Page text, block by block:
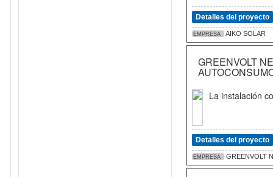
Detalles del proyecto
EMPRESA AIKO SOLAR
GREENVOLT
La instalación
Detalles del proyecto
EMPRESA GREENVOLT